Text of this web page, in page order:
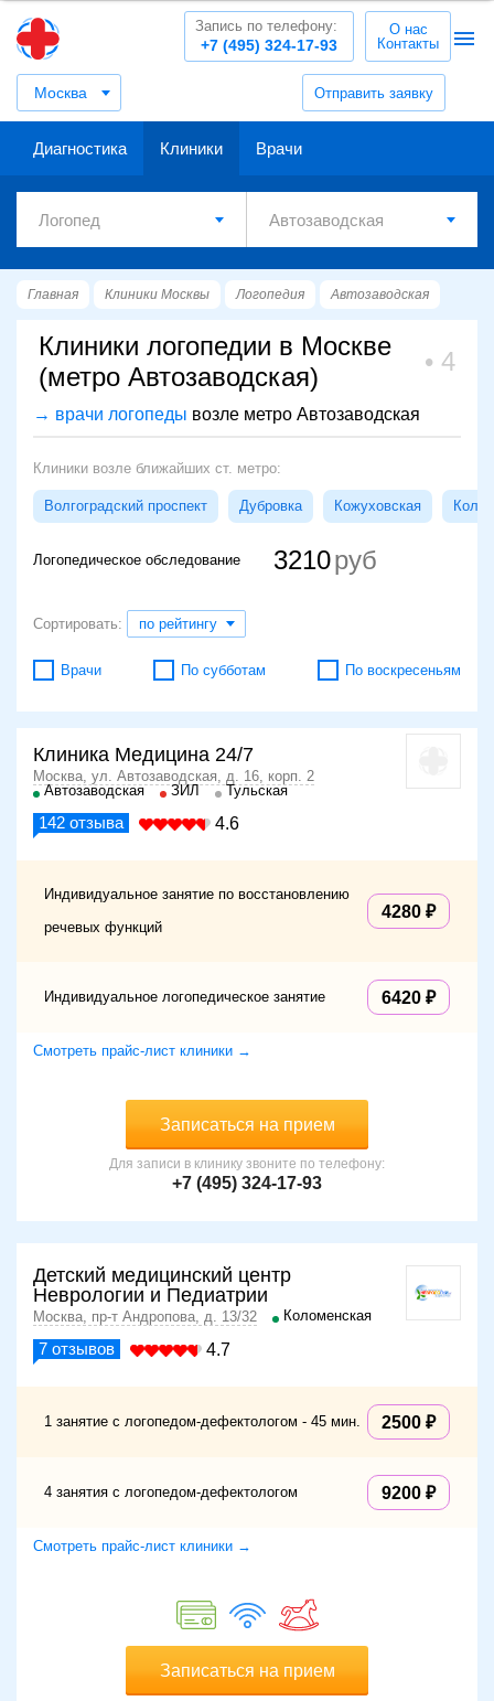
Москва Отправить заявку
+7 (495) 324-17-93
Запись по телефону:
О нас
Контакты
Диагностика Клиники Врачи
Главная Клиники Москвы Логопедия Автозаводская
Клиники логопедии в Москве
(метро Автозаводская)
4
→ врачи логопеды возле метро Автозаводская
Клиники возле ближайших ст. метро:
Волгоградский проспект Дубровка Кожуховская
Логопедическое обследование 3210
Сортировать: по рейтингу
Врачи По субботам По воскресеньям
Клиника Медицина 24/7
Москва, ул. Автозаводская, д. 16, корп. 2
Автозаводская
ЗИЛ Тульская
142 отзыва 4.6
Индивидуальное занятие по восстановлению
речевых функций
4280
Индивидуальное логопедическое занятие 6420
Смотреть прайс-лист клиники →
Записаться на прием
Для записи в клинику звоните по телефону:
+7 (495) 324-17-93
Детский медицинский центр
Неврологии и Педиатрии
Москва, пр-т Андропова, д. 13/32 Коломенская
7 отзывов 4.7
1 занятие с логопедом-дефектологом - 45 мин. 2500
4 занятия с логопедом-дефектологом 9200
Смотреть прайс-лист клиники →
Записаться на прием